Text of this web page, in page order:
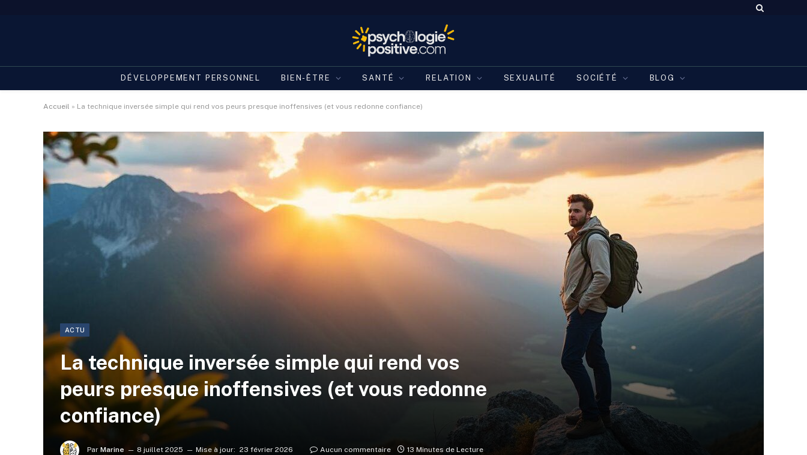
DÉVELOPPEMENT PERSONNEL BIEN-ÊTRE SANTÉ RELATION SEXUALITÉ SOCIÉTÉ BLOG
Accueil » La technique inversée simple qui rend vos peurs presque inoffensives (et vous redonne confiance)
ACTU
La technique inversée simple qui rend vos
peurs presque inoffensives (et vous redonne
confiance)
Par Marine 8 juillet 2025 Mise à jour: 23 février 2026 Aucun commentaire 13 Minutes de Lecture